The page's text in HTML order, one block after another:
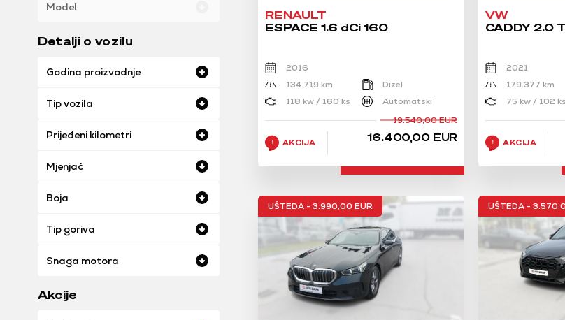
Model
Detalji o vozilu
Godina proizvodnje
Tip vozila
Prijeđeni kilometri
Mjenjač
Boja
Tip goriva
Snaga motora
Akcije
RENAULT
ESPACE 1.6 dCi 160
2016
134.719 km
Dizel
118 kw / 160 ks
Automatski
AKCIJA
19.540,00 EUR
16.400,00 EUR
VW
CADDY 2.0
2021
179.377 km
75 kw / 102 ks
AKCIJA
UŠTEDA - 3.990,00 EUR UŠTEDA -